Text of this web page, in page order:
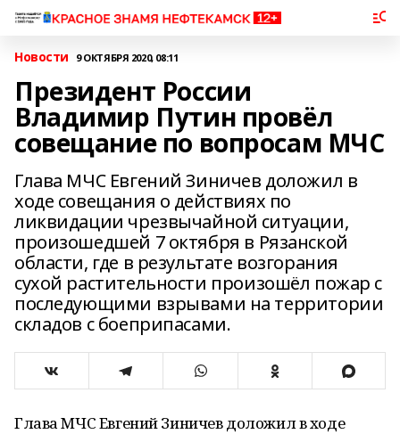
Новости 9 ОКТЯБРЯ 2020, 08:11
Президент России
Владимир Путин провёл
совещание по вопросам МЧС
Глава МЧС Евгений Зиничев доложил в
ходе совещания о действиях по
ликвидации чрезвычайной ситуации,
произошедшей 7 октября в Рязанской
области, где в результате возгорания
сухой растительности произошёл пожар с
последующими взрывами на территории
складов с боеприпасами.
Глава МЧС Евгений Зиничев доложил в ходе